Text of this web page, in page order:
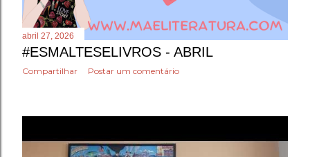
abril 27, 2026
#ESMALTESELIVROS - ABRIL
Compartilhar Postar um comentário